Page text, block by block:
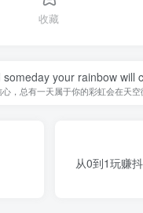
收藏
your rainbow will
，总有一天属于你的彩虹会在天空
从0到1玩赚